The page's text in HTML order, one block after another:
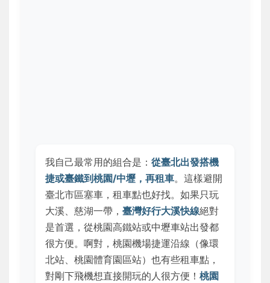
我自己最常用的組合是： 從臺北出發搭機
捷或臺鐵到桃園/中壢，再租車。這樣避開
臺北市區塞車，租車點也好找。如果只玩
大溪、慈湖一帶， 臺灣好行大溪快線絕對
是首選，從桃園高鐵站或中壢車站出發都
很方便。啊對，桃園機場捷運沿線（像環
北站、桃園體育園區站）也有些租車點，
對剛下飛機想直接開玩的人很方便！ 桃園